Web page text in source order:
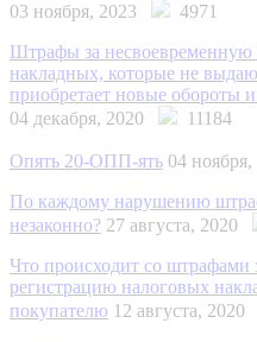
03 ноября, 2023
4971
Штрафы за несвоевременную
накладных, которые не
приобретает новые обороты
04 декабря, 2020
11184
Опять 20-ОПП-ять 04
По каждому нарушению
незаконно? 27 августа, 2020
Что происходит со штрафами
регистрацию налоговых
покупателю 12 августа, 2020